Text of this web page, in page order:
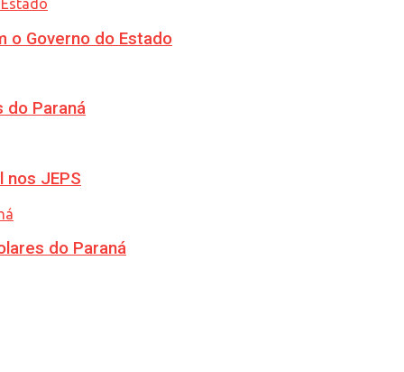
o Governo do Estado
do Paraná
JEPS
do Paraná